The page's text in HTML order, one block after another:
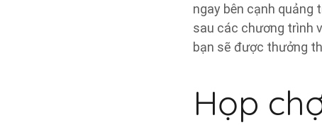
ngay bên cạnh quảng
sau các chương trình
bạn sẽ được thưởng
Họp